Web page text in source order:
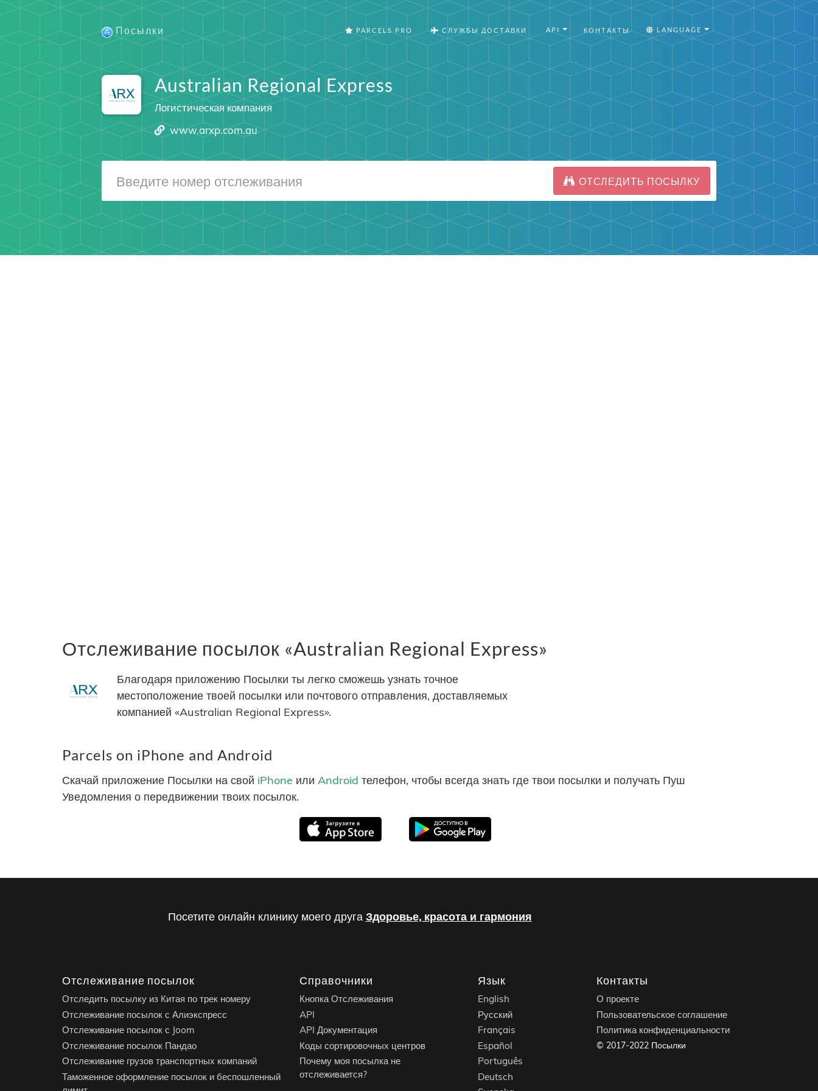
Посылки PARCELS PRO СЛУЖБЫ ДОСТАВКИ API КОНТАКТЫ LANGUAGE
Australian Regional Express
Логистическая компания
www.arxp.com.au
ОТСЛЕДИТЬ ПОСЫЛКУ
Отслеживание посылок «Australian Regional Express»
Благодаря приложению Посылки ты легко сможешь узнать точное
местоположение твоей посылки или почтового отправления, доставляемых
компанией «Australian Regional Express».
Parcels on iPhone and Android
Скачай приложение Посылки на свой iPhone или Android телефон, чтобы всегда знать где твои посылки и получать Пуш
Уведомления о передвижении твоих посылок.
Посетите онлайн клинику моего друга Здоровье, красота и гармония
Отслеживание посылок
Отследить посылку из Китая по трек номеру
Отслеживание посылок с Алиэкспресс
Отслеживание посылок с Joom
Отслеживание посылок Пандао
Отслеживание грузов транспортных компаний
Таможенное оформление посылок и беспошленный
Справочники
Кнопка Отслеживания
API
API Документация
Коды сортировочных центров
Почему моя посылка не
отслеживается?
Язык
English
Русский
Français
Español
Português
Deutsch
Контакты
О проекте
Пользовательское соглашение
Политика конфиденциальности
© 2017-2022 Посылки